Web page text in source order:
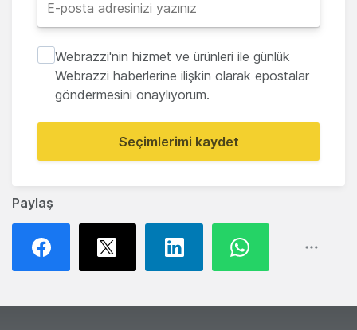
Paylaş
Webrazzi'nin hizmet ve ürünleri ile günlük
Webrazzi haberlerine ilişkin olarak epostalar
göndermesini onaylıyorum.
Seçimlerimi kaydet